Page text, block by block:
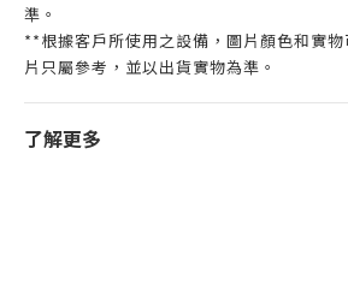
準。
**根據客戶所使用之設備，圖片顏色和實
片只屬參考，並以出貨實物為準。
了解更多